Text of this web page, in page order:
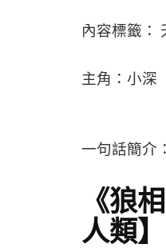
內容標籤：
主角：小深
一句話簡介
《狼
人類】